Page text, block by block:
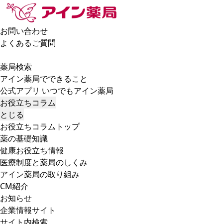
お問い合わせ
よくあるご質問
薬局検索
アイン薬局でできること
公式アプリ いつでもアイン薬局
お役立ちコラム
とじる
お役立ちコラムトップ
薬の基礎知識
健康お役立ち情報
医療制度と薬局のしくみ
アイン薬局の取り組み
CM紹介
お知らせ
企業情報サイト